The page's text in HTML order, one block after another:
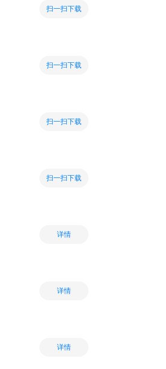
扫一扫下载
扫一扫下载
扫一扫下载
扫一扫下载
详情
详情
详情